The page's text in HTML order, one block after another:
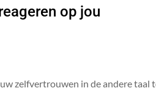
op jou
zelfvertrouwen in de andere